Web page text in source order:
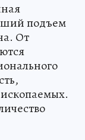
подъем
От